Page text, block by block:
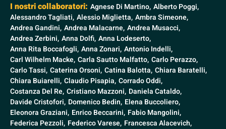
I nostri collaboratori: Agnese Di Martino, Alberto Poggi,
Alessandro Tagliati, Alessio Miglietta, Ambra Simeone,
Andrea Gandini, Andrea Malacarne, Andrea Musacci,
Andrea Zerbini, Anna Dolfi, Anna Lodeserto,
Anna Rita Boccafogli, Anna Zonari, Antonio Indelli,
Carl Wilhelm Macke, Carla Sautto Malfatto, Carlo Perazzo,
Carlo Tassi, Caterina Orsoni, Catina Balotta, Chiara Baratelli,
Chiara Buiarelli, Claudio Pisapia, Corrado Oddi,
Costanza Del Re, Cristiano Mazzoni, Daniela Cataldo,
Davide Cristofori, Domenico Bedin, Elena Buccoliero,
Eleonora Graziani, Enrico Beccarini, Fabio Mangolini,
Federica Pezzoli, Federico Varese, Francesca Alacevich,